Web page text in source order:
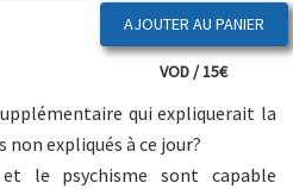
VOD / 15€
qui expliquerait la
expliqués à ce jour?
le psychisme sont capable